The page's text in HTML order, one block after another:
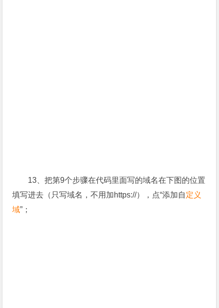
13、把第9个步骤在代码里面写的域名在下图的位置
填写进去（只写域名，不用加https://），点“添加自定义
域”；